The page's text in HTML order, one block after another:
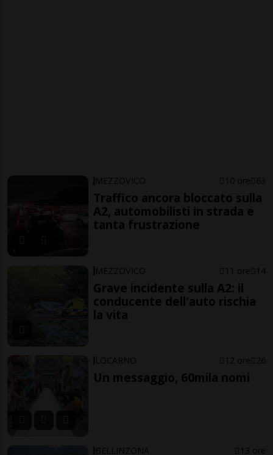
MEZZOVICO 10 ore 63
Traffico ancora bloccato sulla
A2, automobilisti in strada e
tanta frustrazione
MEZZOVICO 11 ore 14
Grave incidente sulla A2: il
conducente dell'auto rischia
la vita
LOCARNO 12 ore 26
Un messaggio, 60mila nomi
BELLINZONA 13 ore